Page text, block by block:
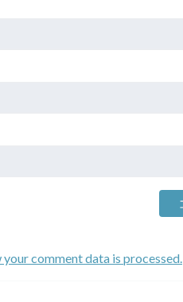
your comment data is processed.